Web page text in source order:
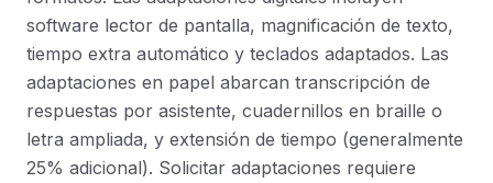
software lector de pantalla, magnificación de texto,
tiempo extra automático y teclados adaptados. Las
adaptaciones en papel abarcan transcripción de
respuestas por asistente, cuadernillos en braille o
letra ampliada, y extensión de tiempo (generalmente
25% adicional). Solicitar adaptaciones requiere